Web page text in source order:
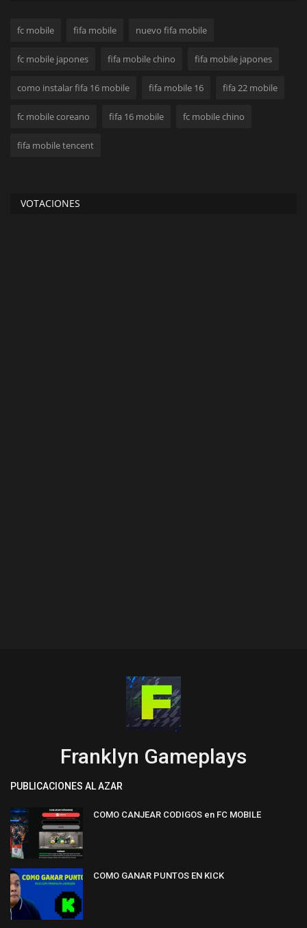
fc mobile fifa mobile nuevo fifa mobile
fc mobile japones fifa mobile chino fifa mobile japones
como instalar fifa 16 mobile fifa mobile 16 fifa 22 mobile
fc mobile coreano fifa 16 mobile fc mobile chino
fifa mobile tencent
VOTACIONES
Franklyn Gameplays
PUBLICACIONES AL AZAR
COMO CANJEAR CODIGOS en FC MOBILE
COMO GANAR PUNTOS EN KICK